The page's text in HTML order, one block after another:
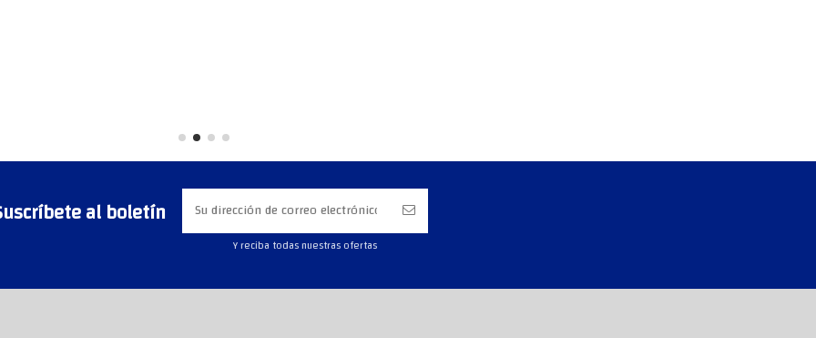
al boletín
Y reciba todas nuestras ofertas